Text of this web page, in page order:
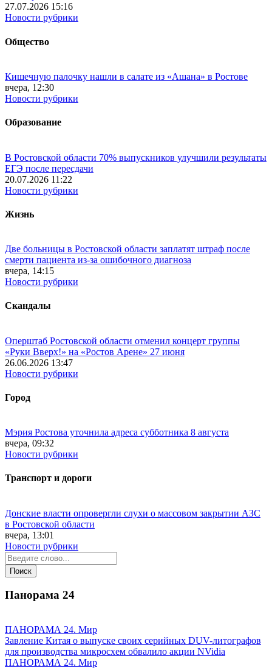
27.07.2026 15:16
Новости рубрики
Общество
Кишечную палочку нашли в салате из «Ашана» в Ростове
вчера, 12:30
Новости рубрики
Образование
В Ростовской области 70% выпускников улучшили результаты
ЕГЭ после пересдачи
20.07.2026 11:22
Новости рубрики
Жизнь
Две больницы в Ростовской области заплатят штраф после
смерти пациента из-за ошибочного диагноза
вчера, 14:15
Новости рубрики
Скандалы
Оперштаб Ростовской области отменил концерт группы
«Руки Вверх!» на «Ростов Арене» 27 июня
26.06.2026 13:47
Новости рубрики
Город
Мэрия Ростова уточнила адреса субботника 8 августа
вчера, 09:32
Новости рубрики
Транспорт и дороги
Донские власти опровергли слухи о массовом закрытии АЗС
в Ростовской области
вчера, 13:01
Новости рубрики
Панорама 24
ПАНОРАМА 24. Мир
Завление Китая о выпуске своих серийных DUV-литографов
для производства микросхем обвалило акции NVidia
ПАНОРАМА 24. Мир